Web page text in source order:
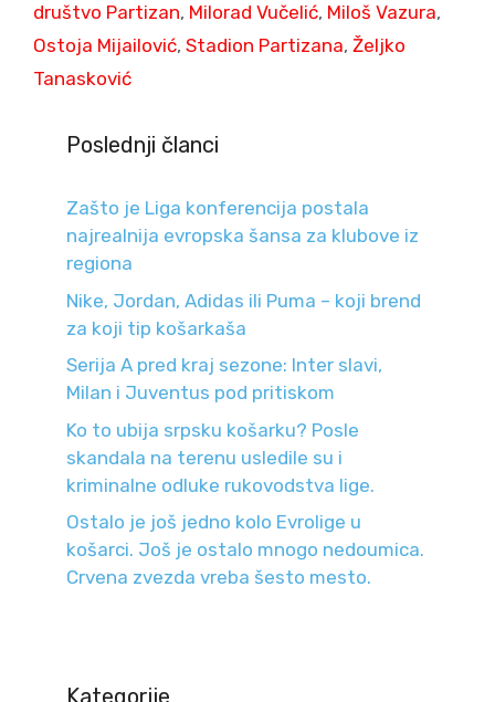
društvo Partizan, Milorad Vučelić, Miloš Vazura,
Ostoja Mijailović, Stadion Partizana, Željko
Tanasković
Poslednji članci
Zašto je Liga konferencija postala
najrealnija evropska šansa za klubove iz
regiona
Nike, Jordan, Adidas ili Puma – koji brend
za koji tip košarkaša
Serija A pred kraj sezone: Inter slavi,
Milan i Juventus pod pritiskom
Ko to ubija srpsku košarku? Posle
skandala na terenu usledile su i
kriminalne odluke rukovodstva lige.
Ostalo je još jedno kolo Evrolige u
košarci. Još je ostalo mnogo nedoumica.
Crvena zvezda vreba šesto mesto.